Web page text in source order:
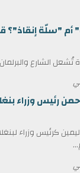
"سلّة إنقاذ"؟
تُشعل الشارع
وزراء بنغلاديش